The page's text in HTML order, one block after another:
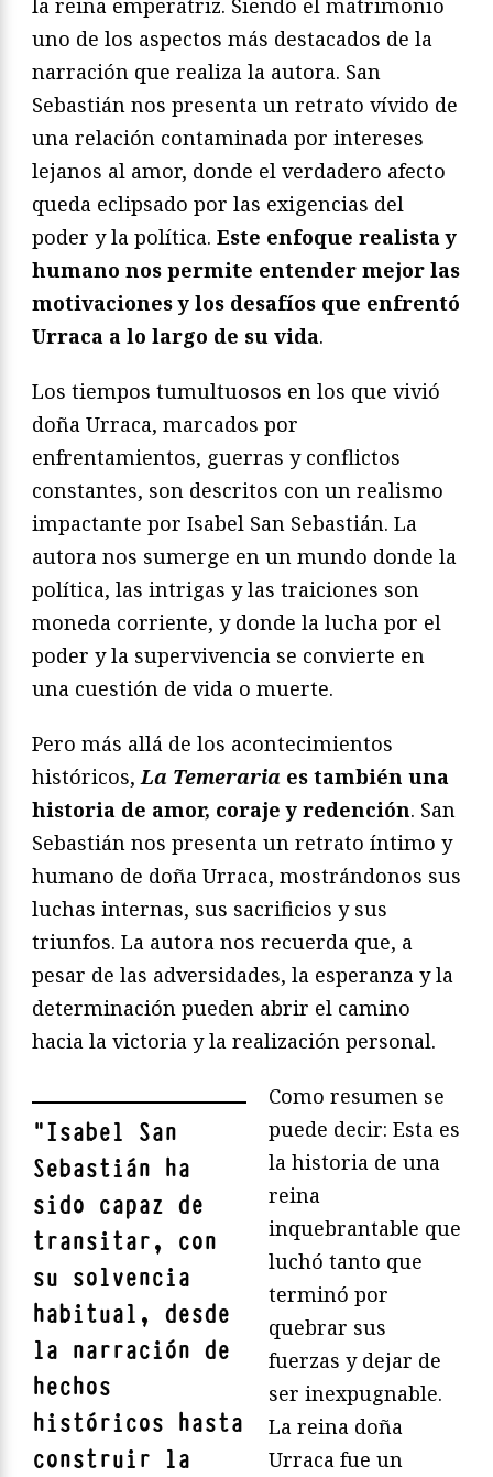
la reina emperatriz. Siendo el matrimonio
uno de los aspectos más destacados de la
narración que realiza la autora. San
Sebastián nos presenta un retrato vívido de
una relación contaminada por intereses
lejanos al amor, donde el verdadero afecto
queda eclipsado por las exigencias del
poder y la política. Este enfoque realista y
humano nos permite entender mejor las
motivaciones y los desafíos que enfrentó
Urraca a lo largo de su vida.
Los tiempos tumultuosos en los que vivió
doña Urraca, marcados por
enfrentamientos, guerras y conflictos
constantes, son descritos con un realismo
impactante por Isabel San Sebastián. La
autora nos sumerge en un mundo donde la
política, las intrigas y las traiciones son
moneda corriente, y donde la lucha por el
poder y la supervivencia se convierte en
una cuestión de vida o muerte.
Pero más allá de los acontecimientos
históricos,La Temeraria es también una
historia de amor, coraje y redención. San
Sebastián nos presenta un retrato íntimo y
humano de doña Urraca, mostrándonos sus
luchas internas, sus sacrificios y sus
triunfos. La autora nos recuerda que, a
pesar de las adversidades, la esperanza y la
determinación pueden abrir el camino
hacia la victoria y la realización personal.
"Isabel San
Sebastián ha
sido capaz de
transitar, con
su solvencia
habitual, desde
la narración de
hechos
históricos hasta
construir la
Como resumen se
puede decir: Esta es
la historia de una
reina
inquebrantable que
luchó tanto que
terminó por
quebrar sus
fuerzas y dejar de
ser inexpugnable.
La reina doña
Urraca fue un